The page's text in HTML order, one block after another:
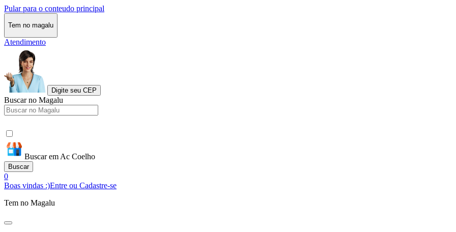
Pular para o conteudo principal
Tem no magalu
Atendimento
Digite seu CEP
Buscar no Magalu
Buscar em Ac Coelho
Buscar
0
Boas vindas :)Entre ou Cadastre-se
Tem no Magalu